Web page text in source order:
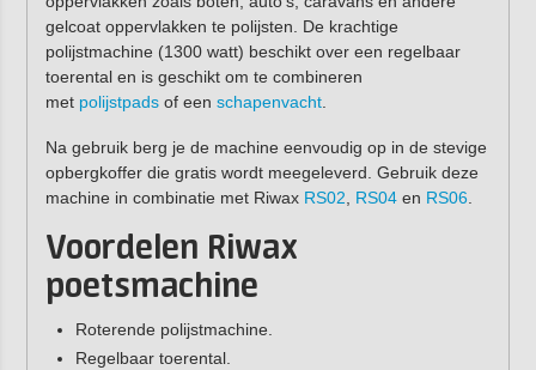
gelcoat oppervlakken te polijsten. De krachtige
polijstmachine (1300 watt) beschikt over een regelbaar
toerental en is geschikt om te combineren
met polijstpadsof een schapenvacht.
Na gebruik berg je de machine eenvoudig op in de stevige
opbergkoffer die gratis wordt meegeleverd. Gebruik deze
machine in combinatie met Riwax RS02 RS04en RS06
Voordelen Riwax
poetsmachine
Roterende polijstmachine.
Regelbaar toerental.